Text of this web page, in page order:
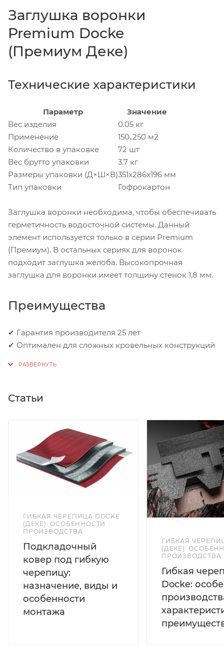
Заглушка воронки
Premium Docke
(Премиум Деке)
Технические характеристики
Параметр
Значение
Вес изделия
0.05 кг
Применение
150..250 м2
Количество в упаковке
72 шт
Вес брутто упаковки
3.7 кг
Размеры упаковки (Д×Ш×В)351x286x196 мм
Тип упаковки
Гофрокартон
Заглушка воронки необходима, чтобы обеспечивать
герметичность водосточной системы. Данный
элемент используется только в серии Premium
(Премиум). В остальных сериях для воронок
подходит заглушка желоба. Высокопрочная
заглушка для воронки имеет толщину стенок 1,8 мм.
Преимущества
✔ Гарантия производителя 25 лет
✔ Оптимален для сложных кровельных конструкций
Статьи
ГИБКАЯ ЧЕРЕПИЦА DOCKE
(ДЕКЕ): ОСОБЕННОСТИ
ПРОИЗВОДСТВА
Подкладочный
ковер под гибкую
черепицу:
назначение, виды и
особенности
монтажа
ГИБКАЯ
(ДЕКЕ):
ПРОИЗВОДСТВА
Гибкая
Docke: